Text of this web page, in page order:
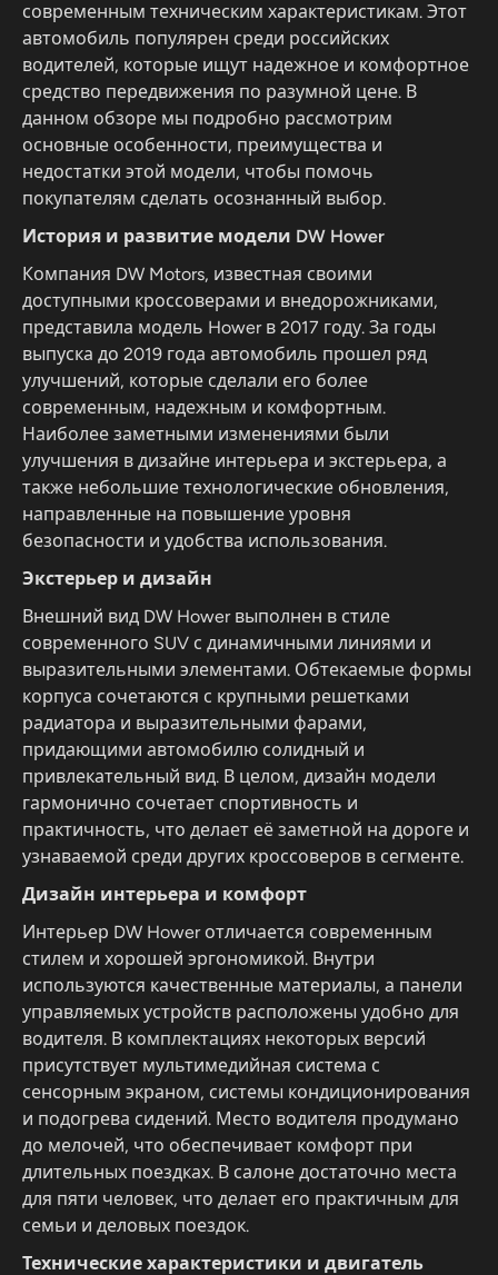
современным техническим характеристикам. Этот
автомобиль популярен среди российских
водителей, которые ищут надежное и комфортное
средство передвижения по разумной цене. В
данном обзоре мы подробно рассмотрим
основные особенности, преимущества и
недостатки этой модели, чтобы помочь
покупателям сделать осознанный выбор.
История и развитие модели DW Hower
Компания DW Motors, известная своими
доступными кроссоверами и внедорожниками,
представила модель Hower в 2017 году. За годы
выпуска до 2019 года автомобиль прошел ряд
улучшений, которые сделали его более
современным, надежным и комфортным.
Наиболее заметными изменениями были
улучшения в дизайне интерьера и экстерьера, а
также небольшие технологические обновления,
направленные на повышение уровня
безопасности и удобства использования.
Экстерьер и дизайн
Внешний вид DW Hower выполнен в стиле
современного SUV с динамичными линиями и
выразительными элементами. Обтекаемые формы
корпуса сочетаются с крупными решетками
радиатора и выразительными фарами,
придающими автомобилю солидный и
привлекательный вид. В целом, дизайн модели
гармонично сочетает спортивность и
практичность, что делает её заметной на дороге и
узнаваемой среди других кроссоверов в сегменте.
Дизайн интерьера и комфорт
Интерьер DW Hower отличается современным
стилем и хорошей эргономикой. Внутри
используются качественные материалы, а панели
управляемых устройств расположены удобно для
водителя. В комплектациях некоторых версий
присутствует мультимедийная система с
сенсорным экраном, системы кондиционирования
и подогрева сидений. Место водителя продумано
до мелочей, что обеспечивает комфорт при
длительных поездках. В салоне достаточно места
для пяти человек, что делает его практичным для
семьи и деловых поездок.
Технические характеристики и двигатель